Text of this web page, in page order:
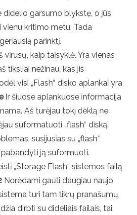
didelio garsumo blykstę, o jūs
vienu kritimo metu. Tada
parinktį.
virusų, kaip taisyklė. Yra vienas
tiksliai nežinau, kas jis
visi „Flash“ disko aplankai yra
Ir šiuose aplankuose informacija
Aš turėjau tokį dėklą ne
suformatuoti „flash“ diską.
susijusias su „flash“
ją suformuoti.
„Storage Flash“ sistemos failą
Norėdami gauti daugiau naujo
turi tam tikrų pranašumų,
dirbti su dideliais failais, tai